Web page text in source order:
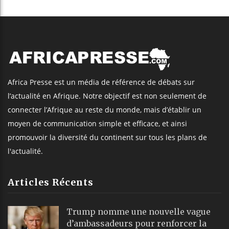
Africa Presse est un média de référence de débats sur
l’actualité en Afrique. Notre objectif est non seulement de
connecter l’Afrique au reste du monde, mais d’établir un
moyen de communication simple et efficace, et ainsi
promouvoir la diversité du continent sur tous les plans de
l'actualité.
Articles Récents
Trump nomme une nouvelle vague
d’ambassadeurs pour renforcer la